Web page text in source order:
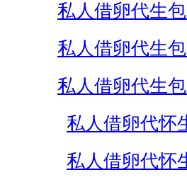
私人借卵代生
私人借卵代生
私人借卵代生
私人借卵代怀
私人借卵代怀